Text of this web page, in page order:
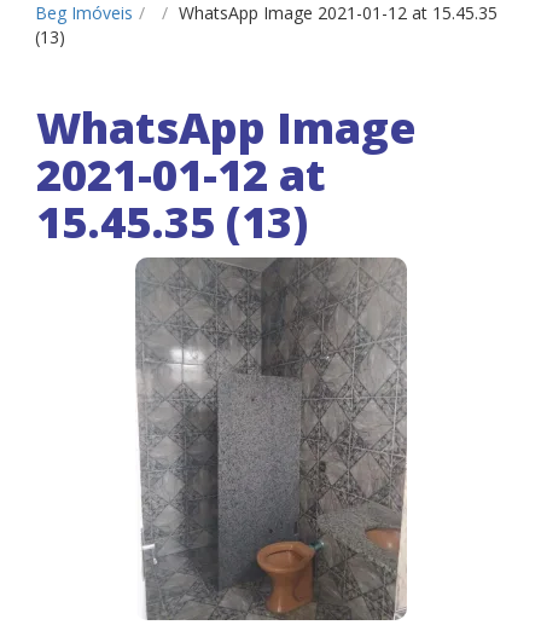
Beg Imóveis / / WhatsApp Image 2021-01-12 at 15.45.35
(13)
WhatsApp Image
2021-01-12 at
15.45.35 (13)